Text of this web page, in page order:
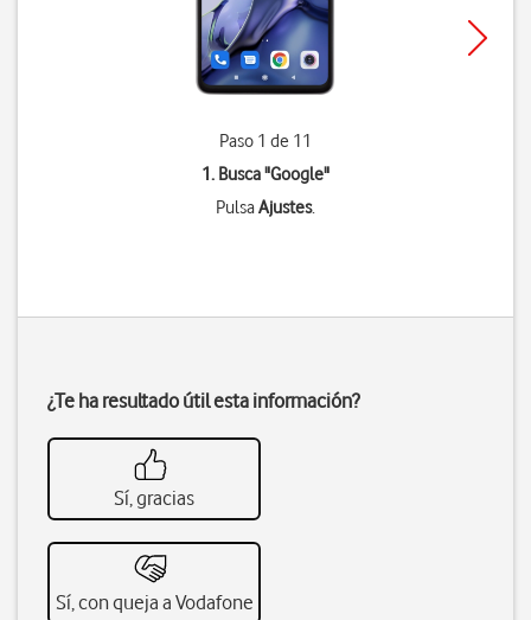
Paso 1 de 11
1. Busca "Google"
PulsaAjustes.
¿Te ha resultado útil esta información?
Sí, gracias
Sí, con queja a Vodafone